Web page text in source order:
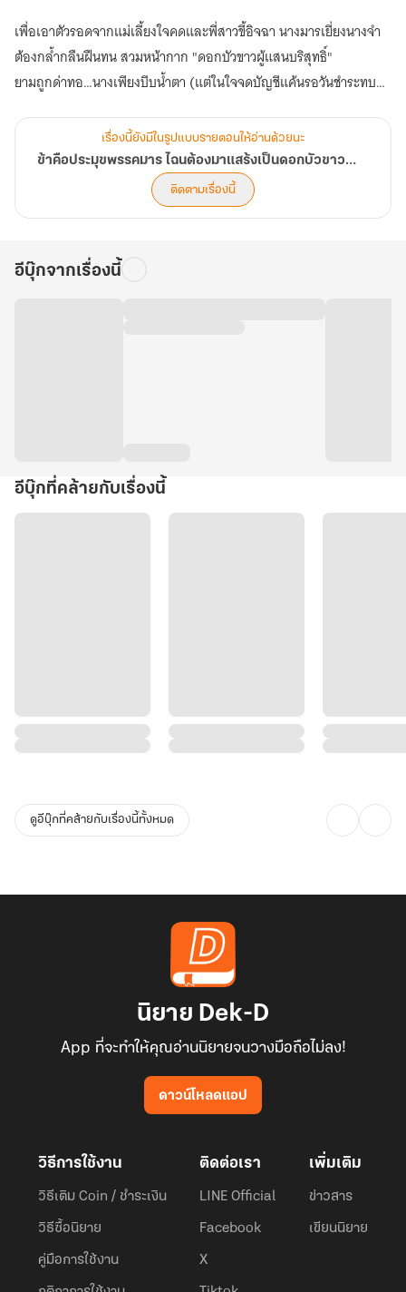
เพื่อเอาตัวรอดจากแม่เลี้ยงใจคดและพี่สาวขี้อิจฉา นางมารเยี่ยงนางจำ
ต้องกล้ำกลืนฝืนทน สวมหน้ากาก "ดอกบัวขาวผู้แสนบริสุทธิ์"
ยามถูกด่าทอ…นางเพียงบีบน้ำตา (แต่ในใจจดบัญชีแค้นรอวันชำระทบ
ยามถูกรังแก…นางแสร้งเป็นลมล้มพับ (ทับอีกฝ่ายให้กระดูกหักเนียนๆ)
เบื้องหน้าคือดรุณีน้อยผู้บอบบางน่าทะนุถนอม แต่เบื้องหลังคือเจ้าของ
กิจการมืดที่กอบโกยตั๋วเงินเข้าคลังมิขาดสาย!
มาในชีวิต เขาคือบุรุษผู้มีสายตาดุจพญาเหยี่ยว มองทะลุทุกจริตมารยา!
แทนที่จะกระชากหน้ากากนาง เขากลับรุกไล่ต้อนให้นางจนมุม คอย
เรื่องนี้ยังมีในรูปแบบรายตอนให้อ่านด้วยนะ
ข้าคือประมุขพรรคมาร ไฉนต้องมาแสร้งเป็นดอกบัวขาวเจ้าน้ำตา!
ติดตามเรื่องนี้
อีบุ๊กจากเรื่องนี้
อีบุ๊กที่คล้ายกับเรื่องนี้
ดูอีบุ๊กที่คล้ายกับเรื่องนี้ทั้งหมด
นิยาย Dek-D
App ที่จะทำให้คุณอ่านนิยายจนวางมือถือไม่ลง!
ดาวน์โหลดแอป
วิธีการใช้งาน
วิธีเติม Coin / ชำระเงิน
วิธีซื้อนิยาย
คู่มือการใช้งาน
ติดต่อเรา
LINE Official
Facebook
X
เพิ่มเติม
ข่าวสาร
เขียนนิยาย